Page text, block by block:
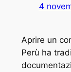
4
Aprire un
Perù ha